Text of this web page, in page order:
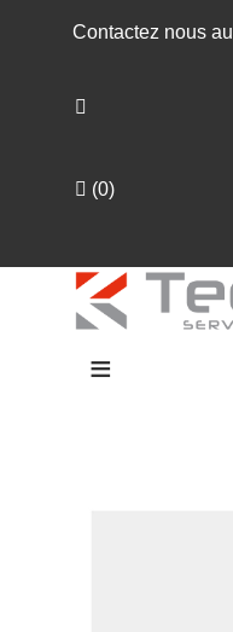
Contactez nous au
(0)
≡